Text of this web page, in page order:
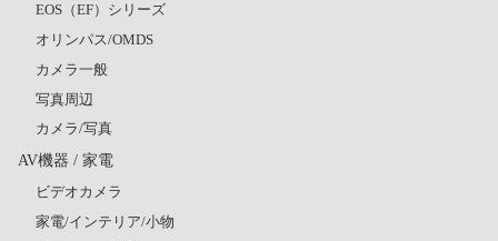
EOS（EF）シリーズ
オリンパス/OMDS
カメラ一般
写真周辺
カメラ/写真
AV機器 / 家電
ビデオカメラ
家電/インテリア/小物